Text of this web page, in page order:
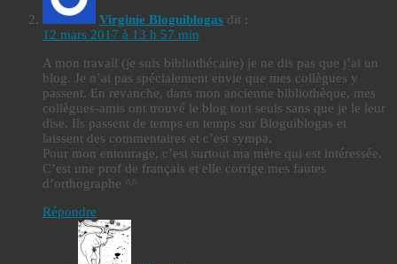
Virginie Bloguiblogas dit :
12 mars 2017 à 13 h 57 min
A mon travail (je suis bibliothécaire) je ne dis pas que j’ai un
blog. Je n’ai pas spécialement envie que mes collègues y
passent. En revanche, dans mon ancienne bibliothèque, mes
collègues-amis ont trouvé le blog tout seuls sans que je le leur
dise. Ils passent de temps en temps sur Bloguiblogas et
laissent des commentaires et c’est sympa.
Pour mon entourage, c’est surtout ma mère qui est intéressée.
C’est une prof de français et elle corrige mes fautes
d’orthographe ^^
Répondre